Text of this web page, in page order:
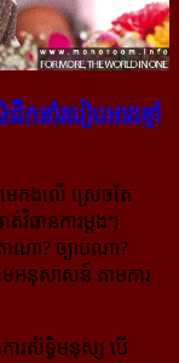
កនាំ​របៀប​អាវ​ខ្មៅ​
មេកងលើ ស្រេចតែ
វិធានការម្តងៗ
ាណា? ច្បាប់​ណា?
អនុសាសន៍ តាមការ
ារសិទ្ធិមនុស្ស បើ